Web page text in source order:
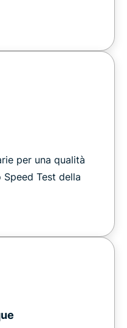
per una qualità
Test della